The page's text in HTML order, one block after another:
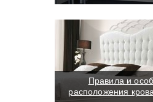
Правила и
расположения